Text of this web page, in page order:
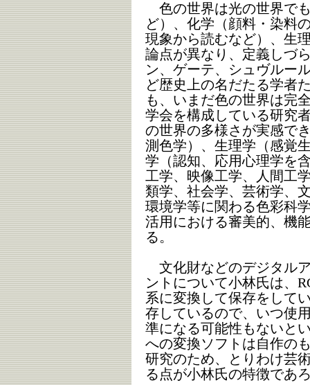
色の世界は光の世界で
ど）、化学（顔料・染料
現象から読むなど）、生
論点が異なり、定義しづ
ン、ゲーテ、シュヴルー
ど歴史上の名だたる学者
も、いまだ色の世界は完
学会を構成している研究
の世界の多様さが実感で
測色学）、生理学（感覚
学（認知、応用心理学を
工学、映像工学、人間工
類学、社会学、芸術学、
環境学等に関わる色彩科
活用における審美的、機
る。
文化財などのデジタル
ントについて小林氏は、
系に変換して保存をして
存しているので、いつ使
準になる可能性もないと
への変換ソフトは自作の
研究のため、とりわけ芸
る点が小林氏の特徴であ